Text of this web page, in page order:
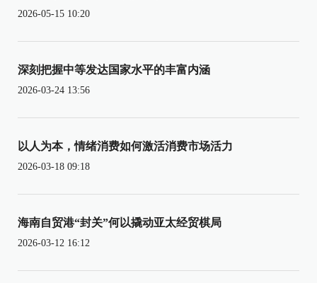
2026-05-15 10:20
深刻把握中等发达国家水平的丰富内涵
2026-03-24 13:56
以人为本，情绪消费如何激活消费市场活力
2026-03-18 09:18
海南自贸港“封关”何以撬动亚太经贸棋局
2026-03-12 16:12